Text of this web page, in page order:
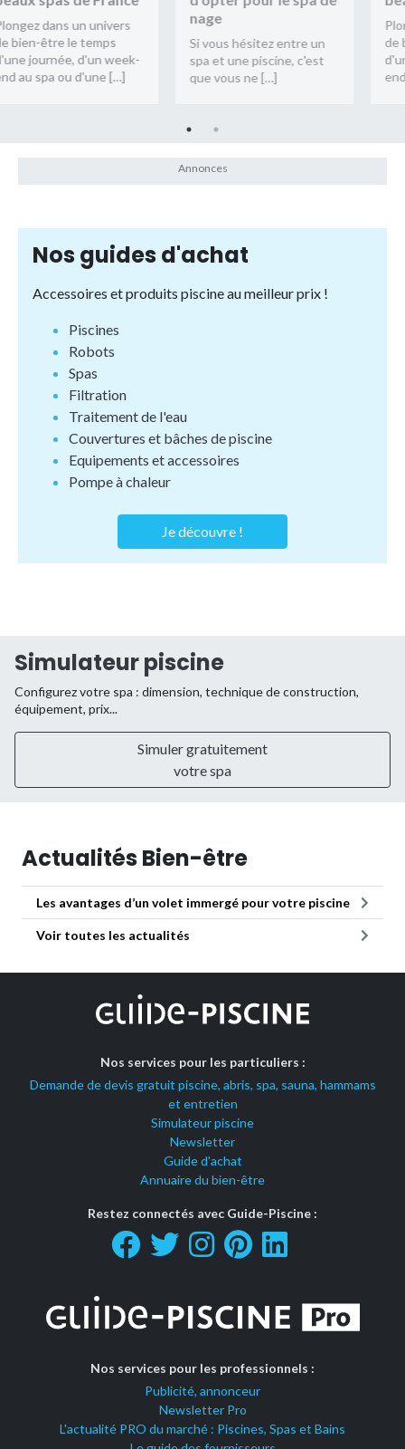
un univers
le temps
d'un week-
d'une […]
Si vous hésitez entre un
spa et une piscine, c’est
que vous ne […]
Plongez
de bien-être
d'une
end au spa
Nos guides d'achat
Accessoires et produits piscine au meilleur prix !
Piscines
Robots
Spas
Filtration
Traitement de l'eau
Couvertures et bâches de piscine
Equipements et accessoires
Pompe à chaleur
Je découvre !
Simulateur piscine
Configurez votre spa : dimension, technique de construction,
équipement, prix...
Simuler gratuitement
votre spa
Actualités Bien-être
Les avantages d’un volet immergé pour votre piscine
Voir toutes les actualités
Nos services pour les particuliers :
Demande de devis gratuit piscine, abris, spa, sauna, hammams
et entretien
Simulateur piscine
Newsletter
Guide d'achat
Annuaire du bien-être
Restez connectés avec Guide-Piscine :
Nos services pour les professionnels :
Publicité, annonceur
Newsletter Pro
L'actualité PRO du marché : Piscines, Spas et Bains